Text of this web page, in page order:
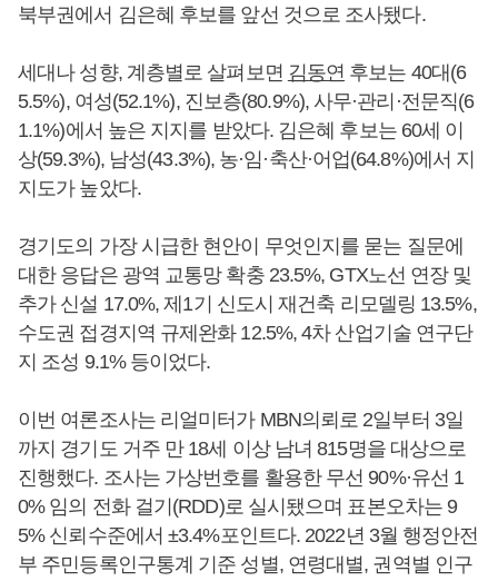
북부권에서 김은혜 후보를 앞선 것으로 조사됐다.
세대나 성향, 계층별로 살펴보면 김동연 후보는 40대(6
5.5%), 여성(52.1%), 진보층(80.9%), 사무·관리·전문직(6
1.1%)에서 높은 지지를 받았다. 김은혜 후보는 60세 이
상(59.3%), 남성(43.3%), 농·임·축산·어업(64.8%)에서 지
지도가 높았다.
경기도의 가장 시급한 현안이 무엇인지를 묻는 질문에
대한 응답은 광역 교통망 확충 23.5%, GTX노선 연장 및
추가 신설 17.0%, 제1기 신도시 재건축 리모델링 13.5%,
수도권 접경지역 규제완화 12.5%, 4차 산업기술 연구단
지 조성 9.1% 등이었다.
이번 여론조사는 리얼미터가 MBN의뢰로 2일부터 3일
까지 경기도 거주 만 18세 이상 남녀 815명을 대상으로
진행했다. 조사는 가상번호를 활용한 무선 90%·유선 1
0% 임의 전화 걸기(RDD)로 실시됐으며 표본오차는 9
5% 신뢰수준에서 ±3.4%포인트다. 2022년 3월 행정안전
부 주민등록인구통계 기준 성별, 연령대별, 권역별 인구